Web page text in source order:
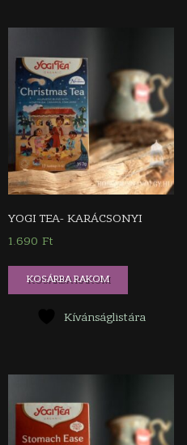
YOGI TEA- KARÁCSONYI
1.690 Ft
KOSÁRBA RAKOM
Kívánságlistára